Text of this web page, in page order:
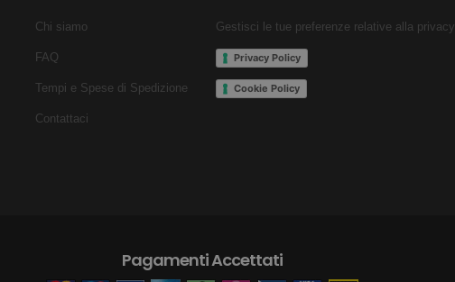
Chi siamo
FAQ
Tempi e Spese di Spedizione
Contattaci
Gestisci le tue preferenze relative alla privacy
Privacy Policy
Cookie Policy
Pagamenti Accettati